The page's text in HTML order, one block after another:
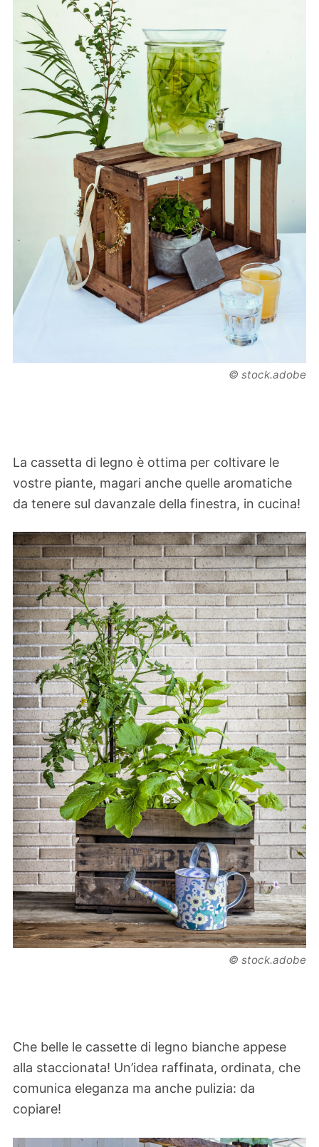
© stock.adobe
La cassetta di legno è ottima per coltivare le
vostre piante, magari anche quelle aromatiche
da tenere sul davanzale della finestra, in cucina!
© stock.adobe
Che belle le cassette di legno bianche appese
alla staccionata! Un’idea raffinata, ordinata, che
comunica eleganza ma anche pulizia: da
copiare!